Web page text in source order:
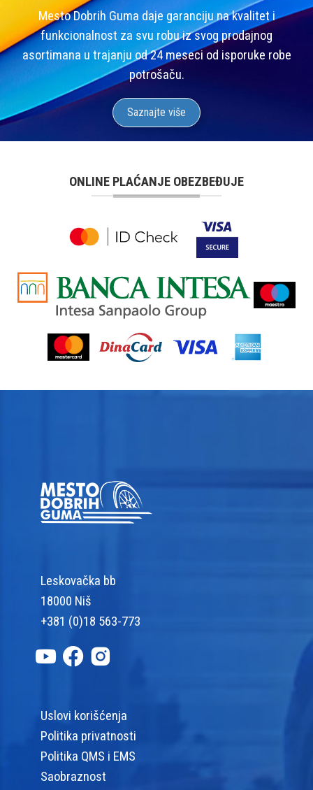
Mesto Dobrih Guma daje garanciju na kvalitet i
funkcionalnost za svu robu iz svog prodajnog
asortimana u trajanju od 24 meseci od isporuke robe
potrošaču.
Saznajte više
ONLINE PLAĆANJE OBEZBEĐUJE
Leskovačka bb
18000 Niš
+381 (0)18 563-773
Uslovi korišćenja
Politika privatnosti
Politika QMS i EMS
Saobraznost